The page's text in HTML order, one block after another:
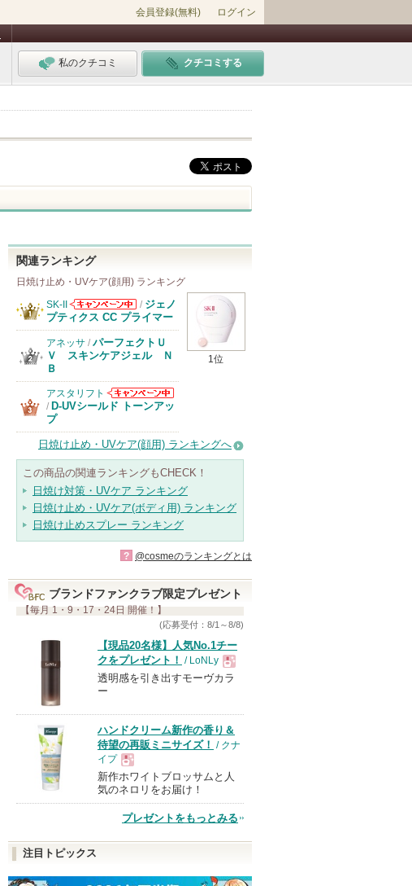
会員登録(無料) ログイン
私のクチコミ クチコミする
関連ランキング
日焼け止め・UVケア(顔用) ランキング
1位
SK-II
SK-IIからのお
知らせがありま
す
/ ジェノ
プティクス CC プライマー
アネッサ / パーフェクトＵ
Ｖ スキンケアジェル Ｎ
Ｂ
アスタリフト
アスタリフトか
/ D-UVシールド トーンアッ
プ
日焼け止め・UVケア(顔用) ランキングへ
この商品の関連ランキングもCHECK！
日焼け対策・UVケア ランキング
日焼け止め・UVケア(ボディ用) ランキング
日焼け止めスプレー ランキング
? @cosmeのランキングとは
ブランドファンクラブ限定プレゼント
【毎月 1・9・17・24日 開催！】
(応募受付：8/1～8/8)
【現品20名様】人気No.1チー
クをプレゼント！ / LoNLy
現
品
透明感を引き出すモーヴカラ
ー
ハンドクリーム新作の香り＆
待望の再販ミニサイズ！ / クナ
イプ
現
品
新作ホワイトブロッサムと人
気のネロリをお届け！
プレゼントをもっとみる
注目トピックス